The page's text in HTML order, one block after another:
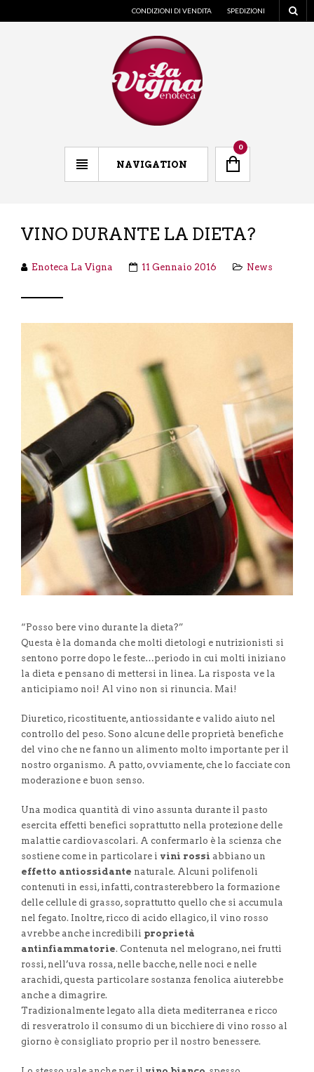
CONDIZIONI DI VENDITA SPEDIZIONI
NAVIGATION
0
VINO DURANTE LA DIETA?
Enoteca La Vigna 11 Gennaio 2016 News
“Posso bere vino durante la dieta?”
Questa è la domanda che molti dietologi e nutrizionisti si
sentono porre dopo le feste…periodo in cui molti iniziano
la dieta e pensano di mettersi in linea. La risposta ve la
anticipiamo noi! Al vino non si rinuncia. Mai!
Diuretico, ricostituente, antiossidante e valido aiuto nel
controllo del peso. Sono alcune delle proprietà benefiche
del vino che ne fanno un alimento molto importante per il
nostro organismo. A patto, ovviamente, che lo facciate con
moderazione e buon senso.
Una modica quantità di vino assunta durante il pasto
esercita effetti benefici soprattutto nella protezione delle
malattie cardiovascolari. A confermarlo è la scienza che
sostiene come in particolare i vini rossi abbiano un
effetto antiossidante naturale. Alcuni polifenoli
contenuti in essi, infatti, contrasterebbero la formazione
delle cellule di grasso, soprattutto quello che si accumula
nel fegato. Inoltre, ricco di acido ellagico, il vino rosso
avrebbe anche incredibili proprietà
antinfiammatorie. Contenuta nel melograno, nei frutti
rossi, nell’uva rossa, nelle bacche, nelle noci e nelle
arachidi, questa particolare sostanza fenolica aiuterebbe
anche a dimagrire.
Tradizionalmente legato alla dieta mediterranea e ricco
di resveratrolo il consumo di un bicchiere di vino rosso al
giorno è consigliato proprio per il nostro benessere.